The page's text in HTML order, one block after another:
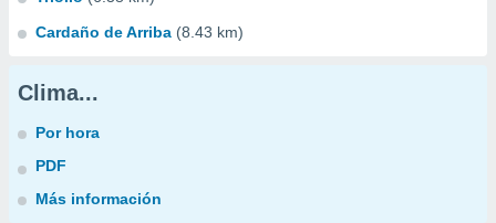
Cardaño de Arriba (8.43 km)
Clima...
Por hora
PDF
Más información